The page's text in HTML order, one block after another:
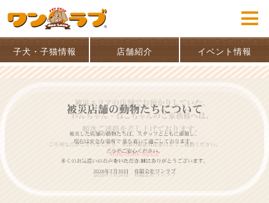
子犬・子猫情報 店舗紹介 イベント情報